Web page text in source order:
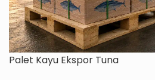
Palet Kayu Ekspor Tuna